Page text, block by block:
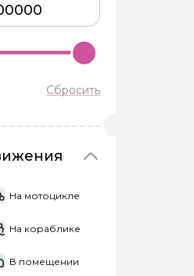
Сбросить
На мотоцикле
На кораблике
В помещении
Отправить